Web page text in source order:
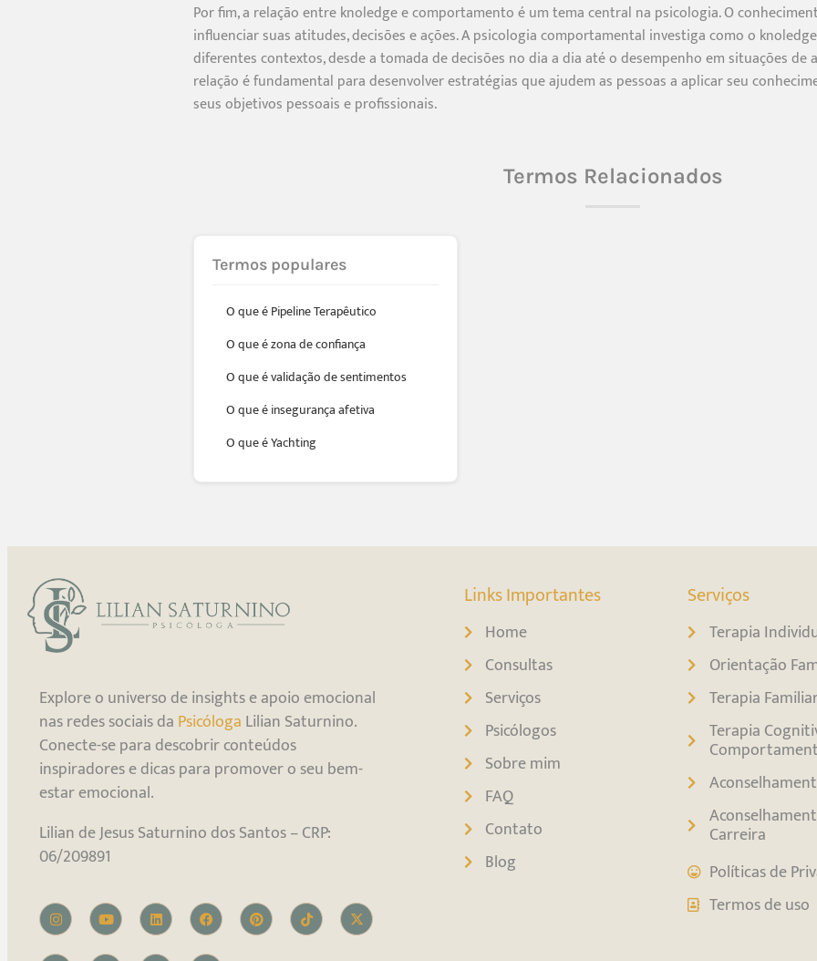
Por fim, a relação entre knoledge e comportamento é um tema central na psicologia. O
influenciar suas atitudes, decisões e ações. A psicologia comportamental investiga como o
diferentes contextos, desde a tomada de decisões no dia a dia até o desempenho em situações de
relação é fundamental para desenvolver estratégias que ajudem as pessoas a aplicar seu
seus objetivos pessoais e profissionais.
Termos Relacionados
Termos populares
O que é Pipeline Terapêutico
O que é zona de confiança
O que é validação de sentimentos
O que é insegurança afetiva
O que é Yachting
Explore o universo de insights e apoio emocional
nas redes sociais da Psicóloga Lilian Saturnino.
Conecte-se para descobrir conteúdos
inspiradores e dicas para promover o seu bem-
estar emocional.
Lilian de Jesus Saturnino dos Santos – CRP:
06/209891
Links Importantes
Home
Consultas
Serviços
Psicólogos
Sobre mim
FAQ
Contato
Blog
Serviços
Terapia
Orientação
Terapia
Terapia
Carreira
Políticas de
Termos de uso